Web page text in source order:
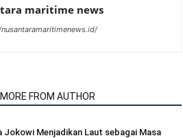
maritime news
MORE FROM AUTHOR
Jokowi Menjadikan Laut sebagai Masa